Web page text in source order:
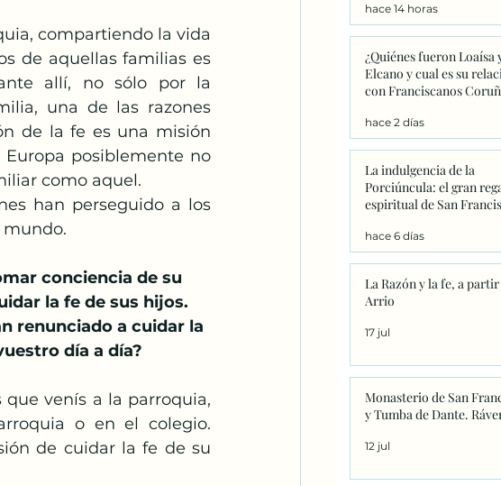
de aquellas familias es
allí, no sólo por la
una de las razones
de la fe es una misión
posiblemente no
como aquel.
conciencia de su
la fe de sus hijos.
renunciado a cuidar la
día a día?
venís a la parroquia,
o en el colegio.
de cuidar la fe de su
hace 14 horas
¿Quiénes fueron Loaísa
Elcano y cual es su
con Franciscanos
hace 2 días
La indulgencia de la
Porciúncula: el gran
espiritual de San
significado único
hace 6 días
La Razón y la fe, a
Arrio
17 jul
Monasterio de San
y Tumba de Dante.
12 jul